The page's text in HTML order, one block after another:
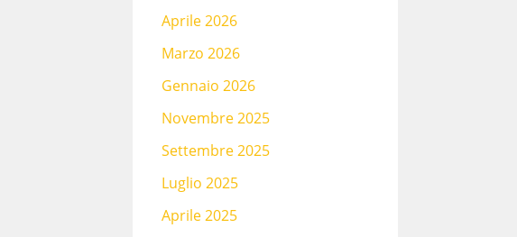
Aprile 2026
Marzo 2026
Gennaio 2026
Novembre 2025
Settembre 2025
Luglio 2025
Aprile 2025